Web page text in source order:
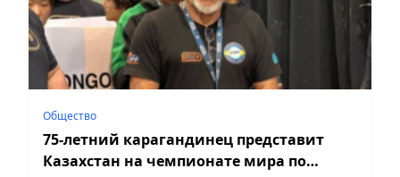
Общество
75-летний карагандинец представит
Казахстан на чемпионате мира по